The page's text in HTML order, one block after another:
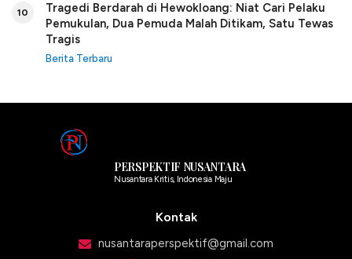
10
Tragedi Berdarah di Hewokloang: Niat Cari Pelaku
Pemukulan, Dua Pemuda Malah Ditikam, Satu Tewas
Tragis
Berita Terbaru
PERSPEKTIF NUSANTARA
Nusantara Kritis, Indonesia Maju
Kontak
nusantaraperspektif@gmail.com